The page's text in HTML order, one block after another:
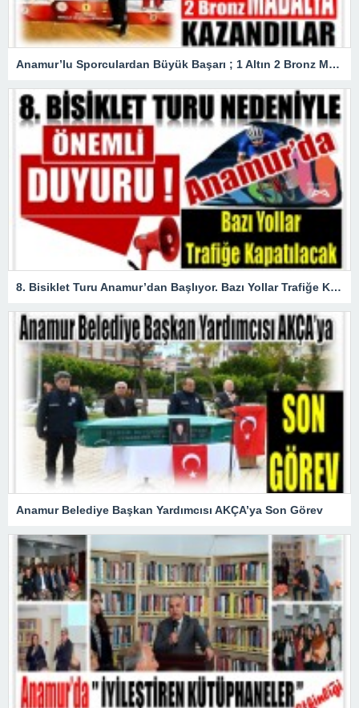
Anamur’lu Sporculardan Büyük Başarı ; 1 Altın 2 Bronz Madalya Kazandılar
8. Bisiklet Turu Anamur’dan Başlıyor. Bazı Yollar Trafiğe Kapatılacak
Anamur Belediye Başkan Yardımcısı AKÇA’ya Son Görev